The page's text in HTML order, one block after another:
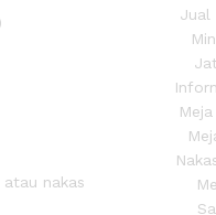
nakas